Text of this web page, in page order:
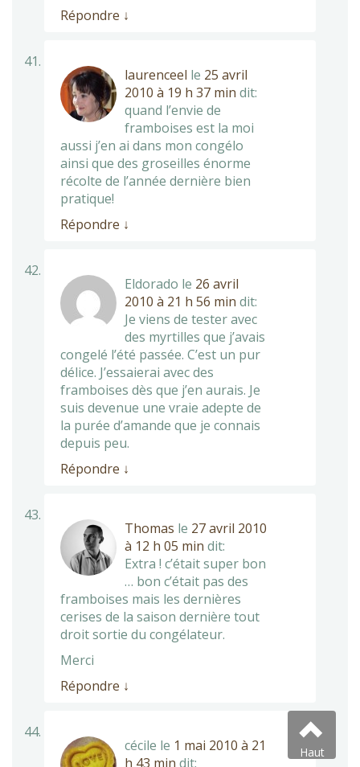
Répondre ↓
laurenceel le 25 avril
2010 à 19 h 37 min dit:
quand l’envie de
framboises est la moi
aussi j’en ai dans mon congélo
ainsi que des groseilles énorme
récolte de l’année dernière bien
pratique!
Répondre ↓
Eldorado le 26 avril
2010 à 21 h 56 min dit:
Je viens de tester avec
des myrtilles que j’avais
congelé l’été passée. C’est un pur
délice. J’essaierai avec des
framboises dès que j’en aurais. Je
suis devenue une vraie adepte de
la purée d’amande que je connais
depuis peu.
Répondre ↓
Thomas le 27 avril 2010
à 12 h 05 min dit:
Extra ! c’était super bon
… bon c’était pas des
framboises mais les dernières
cerises de la saison dernière tout
droit sortie du congélateur.
Merci
Répondre ↓
cécile le 1 mai 2010 à 21
h 43 min dit:
Haut